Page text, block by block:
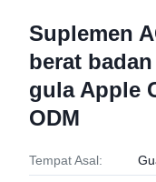
Suplemen
berat
gula Apple
ODM
Tempat Asal: